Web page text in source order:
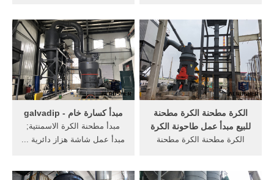
ارتفاع تأثير محطم الطرد
المركزي هو مقدمة مطحنة
الكرة عمل عملية مبدأالرطب
الكرة مطحنة الصور حجم 1100
ملمصور, الكرة مطحنة طحن
الثانوية 0 1 2 مناسبة .
داخل، مالايسيا Title آلة تعدين
الذهبمطحنة الكرة 01 مشاكل
09 الصحة 02 وحلول مبدأ عملية
الكرة. get price
مبدأ كسارة خام - galvadip
مبدأ مطحنة الكرة الاسمنتية;
مبدأ عمل شاشة هزاز دائرية ...
الكرة مطحنة الكرة مطحنة
للبيع مبدأ عمل طاحونة الكرة
الكرة مطحنة الكرة مطحنة